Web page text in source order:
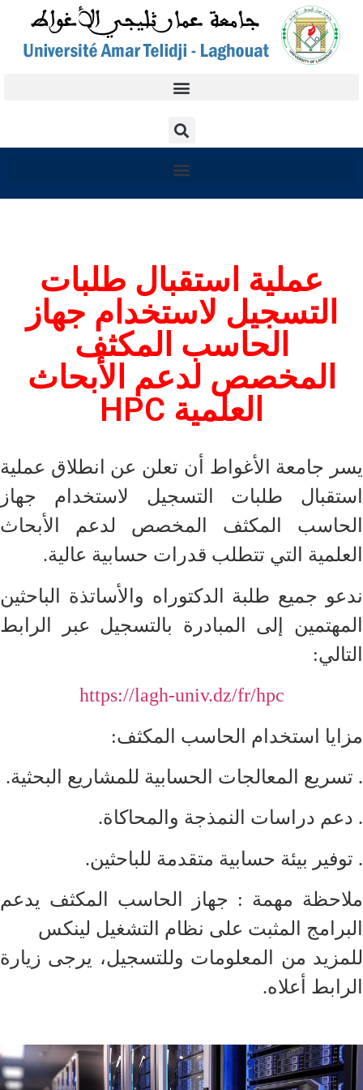
عملية استقبال طلبات
التسجيل لاستخدام جهاز
الحاسب المكثف
المخصص لدعم الأبحاث
العلمية HPC
يسر جامعة الأغواط أن تعلن عن انطلاق عملية
استقبال طلبات التسجيل لاستخدام جهاز
الحاسب المكثف المخصص لدعم الأبحاث
العلمية التي تتطلب قدرات حسابية عالية.
ندعو جميع طلبة الدكتوراه والأساتذة الباحثين
المهتمين إلى المبادرة بالتسجيل عبر الرابط
التالي:
https://lagh-univ.dz/fr/hpc
مزايا استخدام الحاسب المكثف:
. تسريع المعالجات الحسابية للمشاريع البحثية.
. دعم دراسات النمذجة والمحاكاة.
. توفير بيئة حسابية متقدمة للباحثين.
ملاحظة مهمة : جهاز الحاسب المكثف يدعم
البرامج المثبت على نظام التشغيل لينكس
للمزيد من المعلومات وللتسجيل، يرجى زيارة
الرابط أعلاه.